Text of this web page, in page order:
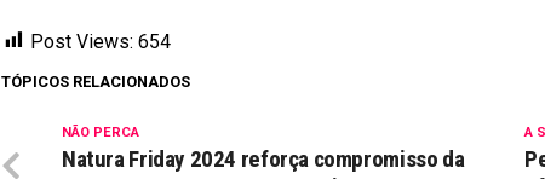
Post Views: 654
TÓPICOS RELACIONADOS
A
NÃO PERCA
Natura Friday 2024 reforça compromisso da